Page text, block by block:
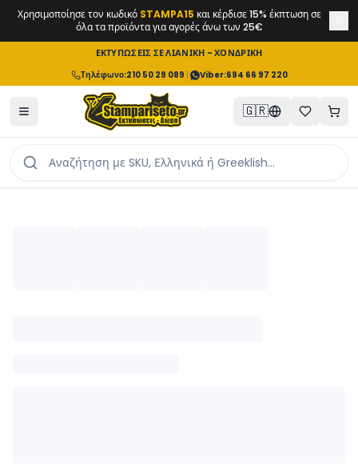
Χρησιμοποίησε τον κωδικό STAMPA15 και κέρδισε 15% έκπτωση σε
όλα τα προϊόντα για αγορές άνω των 25€
ΕΚΤΥΠΩΣΕΙΣ ΣΕ ΛΙΑΝΙΚΗ - ΧΟΝΔΡΙΚΗ
Τηλέφωνο:210 50 29 089 | Viber:694 66 97 220
🇬🇷